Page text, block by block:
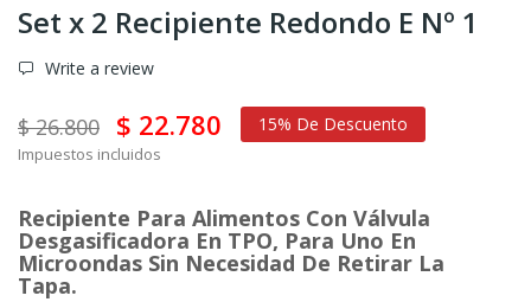
Set x 2 Recipiente Redondo E Nº 1
Write a review
$ 26.800 $ 22.780 15% De Descuento
Impuestos incluidos
Recipiente Para Alimentos Con Válvula
Desgasificadora En TPO, Para Uno En
Microondas Sin Necesidad De Retirar La
Tapa.